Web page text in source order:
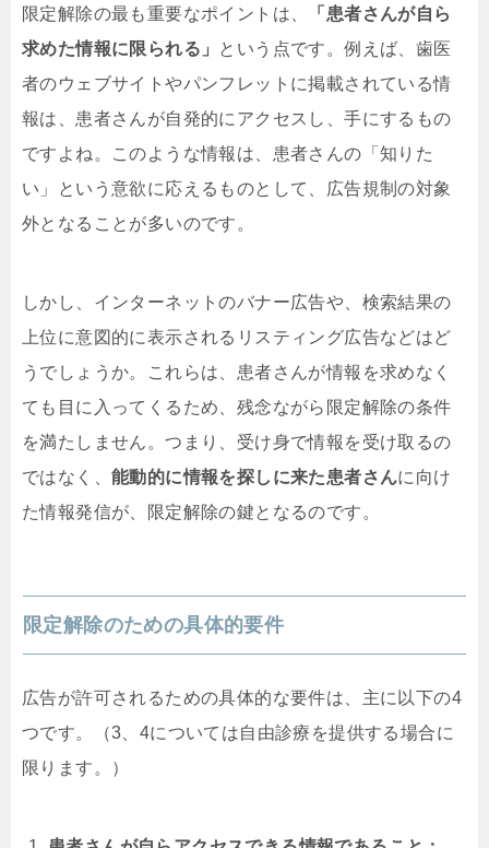
限定解除の最も重要なポイントは、
「患者さんが自ら
求めた情報に限られる」 という点です。例えば、歯医
者のウェブサイトやパンフレットに掲載されている情
報は、患者さんが自発的にアクセスし、手にするもの
ですよね。このような情報は、患者さんの「知りた
い」という意欲に応えるものとして、広告規制の対象
外となることが多いのです。
しかし、インターネットのバナー広告や、検索結果の
上位に意図的に表示されるリスティング広告などはど
うでしょうか。これらは、患者さんが情報を求めなく
ても目に入ってくるため、残念ながら限定解除の条件
を満たしません。つまり、受け身で情報を受け取るの
ではなく、 能動的に情報を探しに来た患者さんに向け
た情報発信が、限定解除の鍵となるのです。
限定解除のための具体的要件
広告が許可されるための具体的な要件は、主に以下の4
つです。（3、4については自由診療を提供する場合に
限ります。）